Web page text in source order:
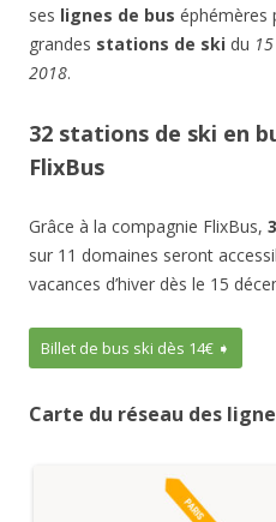
ses lignes de bus éphémères
grandes stations de ski du
2018.
32 stations de ski en
FlixBus
Grâce à la compagnie FlixBus,
sur 11 domaines seront
vacances d’hiver dès le 15
Billet de bus ski dès 14€ ➧
Carte du réseau des